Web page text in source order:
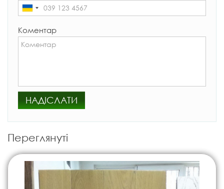
Коментар
НАДІСЛАТИ
Переглянуті